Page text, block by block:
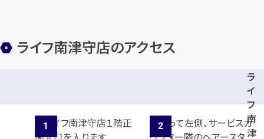
ライフ南津守店のアクセス
ラ
イ
フ
南
津